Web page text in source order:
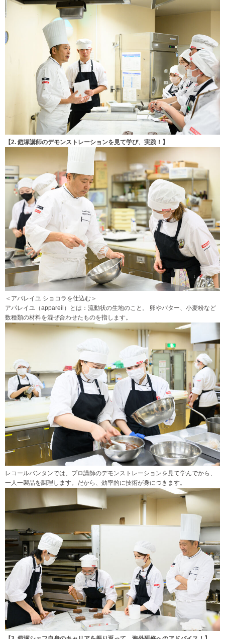
【2. 鎧塚講師のデモンストレーションを見て学び、実践！】
＜アパレイユ ショコラを仕込む＞
アパレイユ（appareil）とは：流動状の生地のこと。 卵やバター、小麦粉など
数種類の材料を混ぜ合わせたものを指します。
レコールバンタンでは、プロ講師のデモンストレーションを見て学んでから、
一人一製品を調理します。だから、効率的に技術が身につきます。